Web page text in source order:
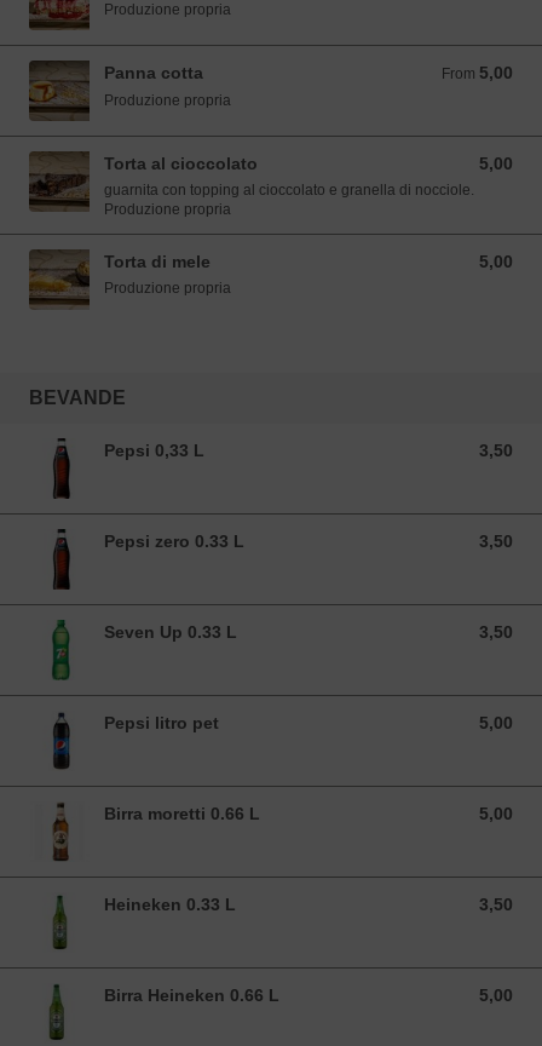
Produzione propria
Panna cotta From 5,00
From 5,00 EUR
Produzione propria
Torta al cioccolato 5,00
5,00 EUR
guarnita con topping al cioccolato e granella di nocciole.
Produzione propria
Torta di mele 5,00
5,00 EUR
Produzione propria
BEVANDE
Pepsi 0,33 L 3,50
3,50 EUR
Pepsi zero 0.33 L 3,50
3,50 EUR
Seven Up 0.33 L 3,50
3,50 EUR
Pepsi litro pet 5,00
5,00 EUR
Birra moretti 0.66 L 5,00
5,00 EUR
Heineken 0.33 L 3,50
3,50 EUR
Birra Heineken 0.66 L 5,00
5,00 EUR